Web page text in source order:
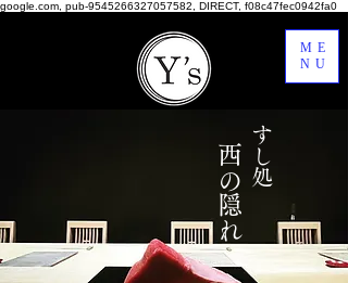
google.com, pub-9545266327057582, DIRECT, f08c47fec0942fa0
ME
NU
すし処
西の隠れ